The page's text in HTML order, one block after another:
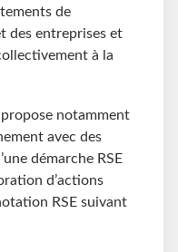
de
des entreprises et
à la
propose notamment
avec des
démarche RSE
d’actions
RSE suivant